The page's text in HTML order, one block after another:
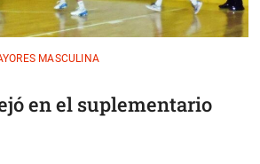
MASCULINA
en el suplementario